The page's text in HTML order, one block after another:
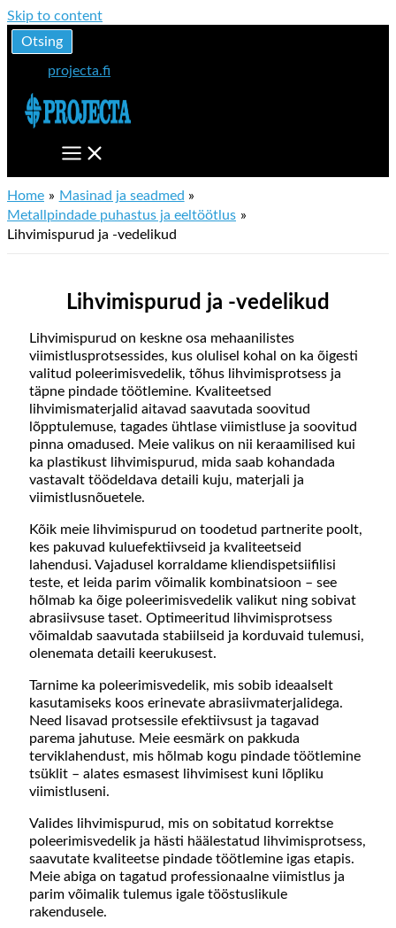
Skip to content
Otsing
projecta.fi
Home
Masinad ja seadmed
Metallpindade puhastus ja eeltöötlus
Lihvimispurud ja -vedelikud
Lihvimispurud ja -vedelikud
Lihvimispurud on keskne osa mehaanilistes
viimistlusprotsessides, kus olulisel kohal on ka õigesti
valitud poleerimisvedelik, tõhus lihvimisprotsess ja
täpne pindade töötlemine. Kvaliteetsed
lihvimismaterjalid aitavad saavutada soovitud
lõpptulemuse, tagades ühtlase viimistluse ja soovitud
pinna omadused. Meie valikus on nii keraamilised kui
ka plastikust lihvimispurud, mida saab kohandada
vastavalt töödeldava detaili kuju, materjali ja
viimistlusnõuetele.
Kõik meie lihvimispurud on toodetud partnerite poolt,
kes pakuvad kuluefektiivseid ja kvaliteetseid
lahendusi. Vajadusel korraldame kliendispetsiifilisi
teste, et leida parim võimalik kombinatsioon – see
hõlmab ka õige poleerimisvedelik valikut ning sobivat
abrasiivsuse taset. Optimeeritud lihvimisprotsess
võimaldab saavutada stabiilseid ja korduvaid tulemusi,
olenemata detaili keerukusest.
Tarnime ka poleerimisvedelik, mis sobib ideaalselt
kasutamiseks koos erinevate abrasiivmaterjalidega.
Need lisavad protsessile efektiivsust ja tagavad
parema jahutuse. Meie eesmärk on pakkuda
terviklahendust, mis hõlmab kogu pindade töötlemine
tsüklit – alates esmasest lihvimisest kuni lõpliku
viimistluseni.
Valides lihvimispurud, mis on sobitatud korrektse
poleerimisvedelik ja hästi häälestatud lihvimisprotsess,
saavutate kvaliteetse pindade töötlemine igas etapis.
Meie abiga on tagatud professionaalne viimistlus ja
parim võimalik tulemus igale tööstuslikule
rakendusele.